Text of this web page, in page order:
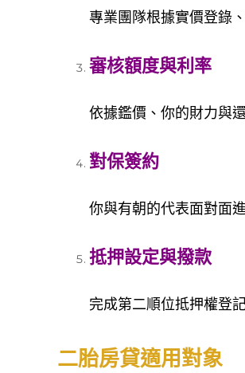
專業團隊根據實價登錄
審核額度與利率
依據鑑價、你的財力與
對保簽約
你與有朝的代表面對面
抵押設定與撥款
完成第二順位抵押權登
二胎房貸適用對象